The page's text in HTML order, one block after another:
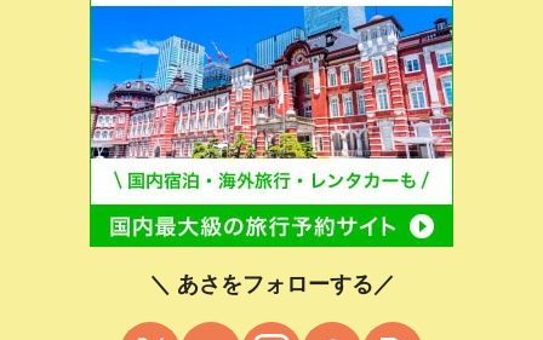
＼ あさをフォローする／